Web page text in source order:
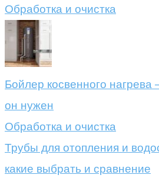
Обработка и очистка
Бойлер косвенного нагрева
он нужен
Обработка и очистка
Трубы для отопления и
какие выбрать и сравнение